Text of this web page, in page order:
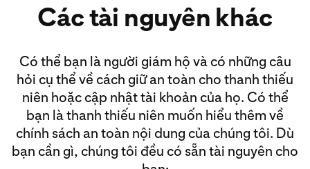
Các tài nguyên khác
Có thể bạn là người giám hộ và có những câu
hỏi cụ thể về cách giữ an toàn cho thanh thiếu
niên hoặc cập nhật tài khoản của họ. Có thể
bạn là thanh thiếu niên muốn hiểu thêm về
chính sách an toàn nội dung của chúng tôi. Dù
bạn cần gì, chúng tôi đều có sẵn tài nguyên cho